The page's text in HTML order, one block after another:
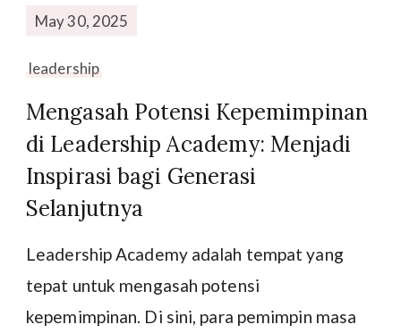
May 30, 2025
leadership
Mengasah Potensi Kepemimpinan
di Leadership Academy: Menjadi
Inspirasi bagi Generasi
Selanjutnya
Leadership Academy adalah tempat yang
tepat untuk mengasah potensi
kepemimpinan. Di sini, para pemimpin masa